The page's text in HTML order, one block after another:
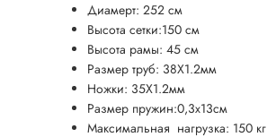
Диамерт: 252 см
Высота сетки:150 см
Высота рамы: 45 см
Размер труб: 38X1.2мм
Ножки: 35X1.2мм
Размер пружин:0,3х13см
Максимальная нагрузка: 150 кг